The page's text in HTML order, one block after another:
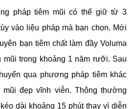
pháp tiêm mũi có thể giữ từ 3
vào liệu pháp mà bạn chọn. Mới
bạn tiêm chất làm đầy Voluma
trong khoảng 1 năm rưỡi. Sau
qua phương pháp tiêm khác
mũi đẹp vĩnh viễn. Thông thường
dài khoảng 15 phút thay vì diễn